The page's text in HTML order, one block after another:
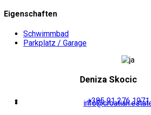
Eigenschaften
Schwimmbad
Parkplatz / Garage
Deniza Skocic
+385 91 276 1971